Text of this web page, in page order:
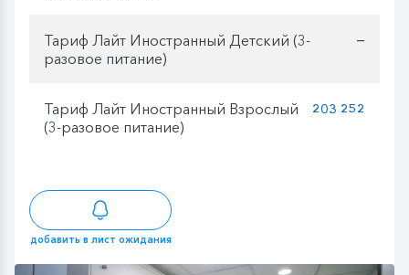
Тариф Лайт Иностранный Детский (3-
разовое питание)
—
Тариф Лайт Иностранный Взрослый
(3-разовое питание)
203 252
добавить в лист ожидания